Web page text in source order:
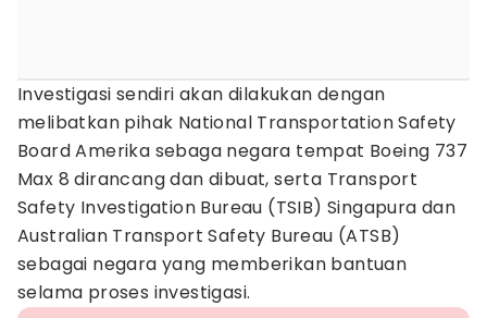
Investigasi sendiri akan dilakukan dengan
melibatkan pihak National Transportation Safety
Board Amerika sebaga negara tempat Boeing 737
Max 8 dirancang dan dibuat, serta Transport
Safety Investigation Bureau (TSIB) Singapura dan
Australian Transport Safety Bureau (ATSB)
sebagai negara yang memberikan bantuan
selama proses investigasi.